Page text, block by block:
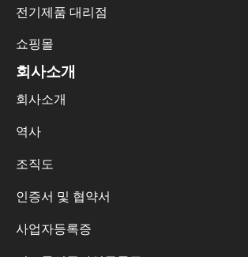
전기제품 대리점
쇼핑몰
회사소개
회사소개
역사
조직도
인증서 및 협약서
사업자등록증